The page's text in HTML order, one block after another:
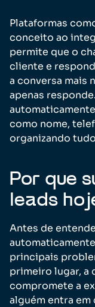
Plataformas
conceito ao
permite que o
cliente e
a conversa mais
apenas
como nome,
organizando
Por que
leads
Antes de
principais
primeiro lugar, a
compromete a
alguém entra